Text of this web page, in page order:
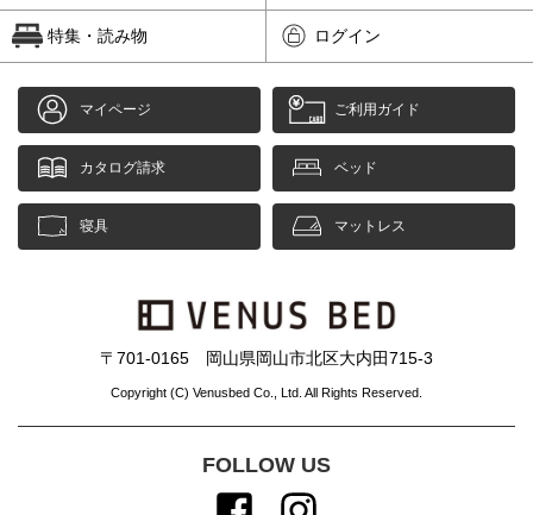
特集・読み物 ログイン
マイページ ご利用ガイド
カタログ請求 ベッド
寝具 マットレス
〒701-0165 岡山県岡山市北区大内田715-3
Copyright (C) Venusbed Co., Ltd. All Rights Reserved.
FOLLOW US